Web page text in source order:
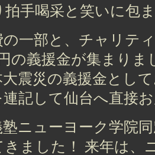
拍手喝采と笑いに包
の一部と、チャリテ
の義援金が集まり
震災の義援金とし
記して仙台へ直接
ニューヨーク学院
きました！ 来年は、